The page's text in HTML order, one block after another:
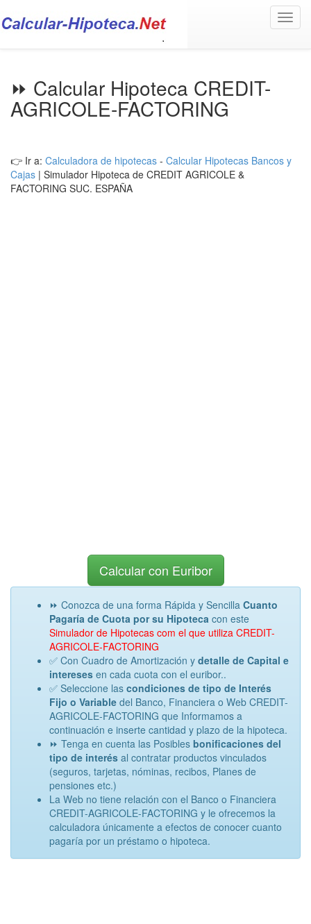
⏩ Calcular Hipoteca CREDIT-
AGRICOLE-FACTORING
👉 Ir a: Calculadora de hipotecas - Calcular Hipotecas Bancos y
Cajas | Simulador Hipoteca de CREDIT AGRICOLE &
FACTORING SUC. ESPAÑA
Calcular con Euribor
⏩ Conozca de una forma Rápida y Sencilla Cuanto
Pagaría de Cuota por su Hipoteca con este
Simulador de Hipotecas com el que utiliza CREDIT-
AGRICOLE-FACTORING
✅ Con Cuadro de Amortización y detalle de Capital e
intereses en cada cuota con el euribor..
✅ Seleccione las condiciones de tipo de Interés
Fijo o Variable del Banco, Financiera o Web CREDIT-
AGRICOLE-FACTORING que Informamos a
continuación e inserte cantidad y plazo de la hipoteca.
⏩ Tenga en cuenta las Posibles bonificaciones del
tipo de interés al contratar productos vinculados
(seguros, tarjetas, nóminas, recibos, Planes de
pensiones etc.)
La Web no tiene relación con el Banco o Financiera
CREDIT-AGRICOLE-FACTORING y le ofrecemos la
calculadora únicamente a efectos de conocer cuanto
pagaría por un préstamo o hipoteca.